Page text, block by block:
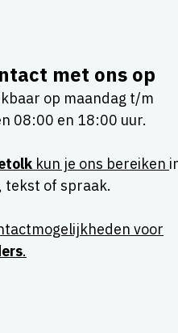
met ons op
op maandag t/m
08:00 en 18:00 uur.
kun je ons bereiken
tekst of spraak.
voor
.